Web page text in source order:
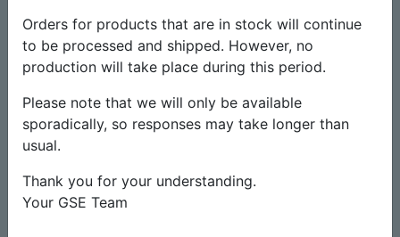
zeigen auf einen Blick die aktuelle Uhrzeit, die
programmierte Dauer, der Tageszähler der
Pflanzen sowie die Raumtemperatur.
Die Uhr hat einen 12 oder 18 Stunden-Zyklus
vorprogrammiert, oder es kann eine
benutzerdefinierte Zeit in Stunden/Minuten
Tageszähler und einen Temperaturfühler für
einen Notstopp bei Überhitzung zum Schutz
Orders for products that are in stock will continue
to be processed and shipped. However, no
production will take place during this period.
Please note that we will only be available
sporadically, so responses may take longer than
usual.
Thank you for your understanding.
Your GSE Team